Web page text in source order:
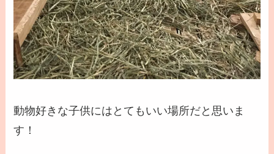
動物好きな子供にはとてもいい場所だと思いま
す！